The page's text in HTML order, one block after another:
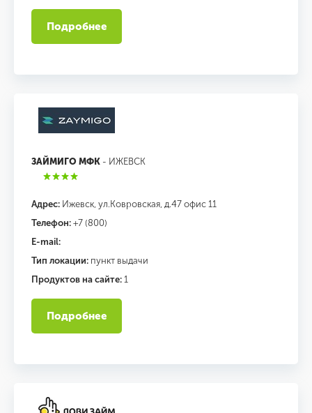
Подробнее
ЗАЙМИГО МФК - ИЖЕВСК
Адрес: Ижевск, ул.Ковровская, д.47 офис 11
Телефон: +7 (800)
E-mail:
Тип локации: пункт выдачи
Продуктов на сайте: 1
Подробнее